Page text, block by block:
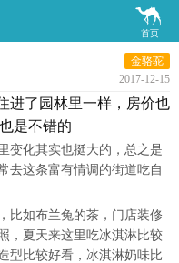

首页
金骆驼
2017-12-15
进了园林里一样，房价也
是不错的
变化其实也挺大的，总之是
去这条富有情调的街道吃自
比如布兰兔的茶，门店装修
，夏天来这里吃冰淇淋比较
型比较好看，冰淇淋奶味比